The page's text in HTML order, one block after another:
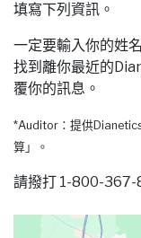
填寫下列資訊。
一定要輸入你的姓
找到離你最近的
覆你的訊息。
*Auditor：提供
算」。
請撥打 1-800-367-